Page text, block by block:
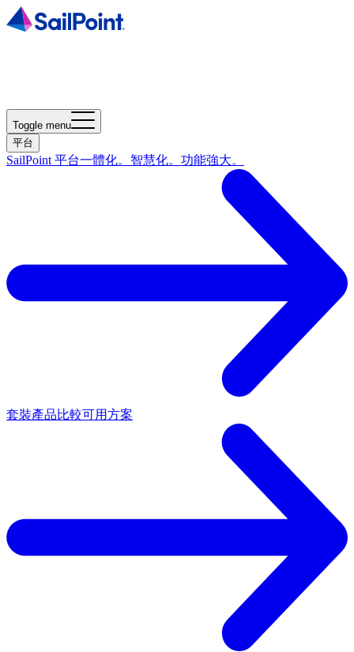
Toggle menu
平台
SailPoint 平台一體化。智慧化。功能強大。
套裝產品比較可用方案